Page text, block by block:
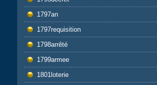
1797an
1797requisition
1798arrêté
1799armee
1801loterie